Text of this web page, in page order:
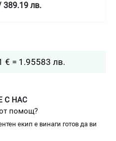
389.19 лв.
€ = 1.95583 лв.
С НАС
помощ?
екип е винаги готов да ви